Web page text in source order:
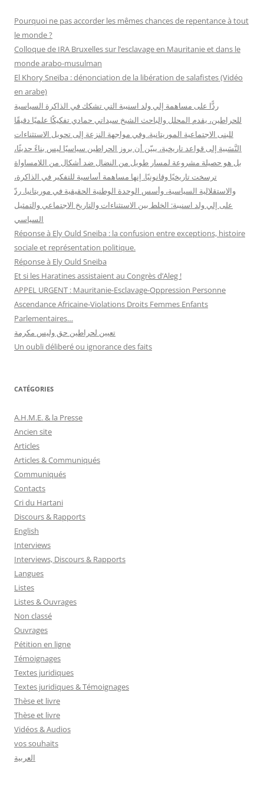
r
c
h
r
Pourquoi ne pas accorder les mêmes chances de repentance à tout
le monde ?
Colloque de IRA Bruxelles sur l’esclavage en Mauritanie et dans le
monde arabo-musulman
El Khory Sneïba : dénonciation de la libération de salafistes (Vidéo
en arabe)
ردًّا على مساهمة إلي ولد اسنيبة التي تشكك في الذاكرة السياسية
للحراطين، يقدم المحلل والباحث الشيخ سيداتي حمادي تفكيكًا علميًا دقيقًا
للبنى الاجتماعية الموريتانية. وفي مواجهة النزعة إلى تحويل الاستثناءات
النَّسَبية إلى قواعد تاريخية، يبيّن أن بروز الحراطين سياسيًا ليس بناءً حديثًا،
بل هو حصيلة مشروعة لمسار طويل من النضال ضد أشكال من اللامساواة
ترسخت تاريخيًا وقانونيًا. إنها مساهمة أساسية للتفكير في الذاكرة،
والاستقلالية السياسية، وأسس الوحدة الوطنية الحقيقية في موريتانيا. ردّ
على إلي ولد اسنيبة: الخلط بين الاستثناءات والتاريخ الاجتماعي والتمثيل
السياسي
Réponse à Ely Ould Sneiba : la confusion entre exceptions, histoire
sociale et représentation politique.
Réponse à Ely Ould Sneiba
Et si les Haratines assistaient au Congrès d’Aleg !
APPEL URGENT : Mauritanie-Esclavage-Oppression Personne
Ascendance Africaine-Violations Droits Femmes Enfants
Parlementaires…
تعيين لحراطين حق وليس مكرمة
Un oubli déliberé ou ignorance des faits
CATÉGORIES
A.H.M.E. & la Presse
Ancien site
Articles
Articles & Communiqués
Communiqués
Contacts
Cri du Hartani
Discours & Rapports
English
Interviews
Interviews, Discours & Rapports
Langues
Listes
Listes & Ouvrages
Non classé
Ouvrages
Pétition en ligne
Témoignages
Textes juridiques
Textes juridiques & Témoignages
Thèse et livre
Thèse et livre
Vidéos & Audios
vos souhaits
العربية